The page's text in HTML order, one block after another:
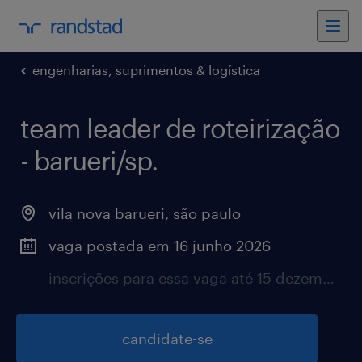
engenharias, suprimentos & logística
team leader de roteirização
- barueri/sp.
vila nova barueri, são paulo
vaga postada em 16 junho 2026
inscrições para essa vaga até 15 dezembro 2026
candidate-se